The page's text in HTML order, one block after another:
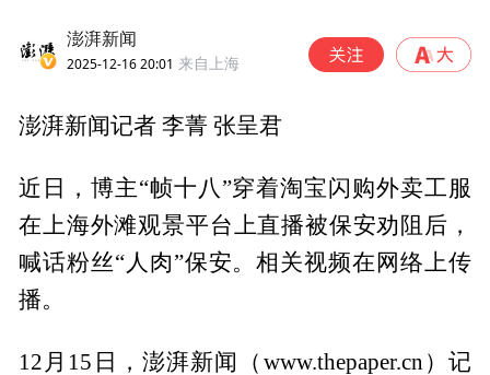
澎湃新闻
2025-12-16 20:01 来自上海
澎湃新闻记者 李菁 张呈君
近日，博主“帧十八”穿着淘宝闪购外卖工服
在上海外滩观景平台上直播被保安劝阻后，
喊话粉丝“人肉”保安。相关视频在网络上传
播。
12月15日，澎湃新闻（www.thepaper.cn）记